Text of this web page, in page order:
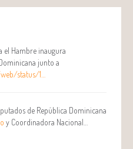
Hambre inaugura
junto a
status/1…
de República Dominicana
y Coordinadora Nacional…